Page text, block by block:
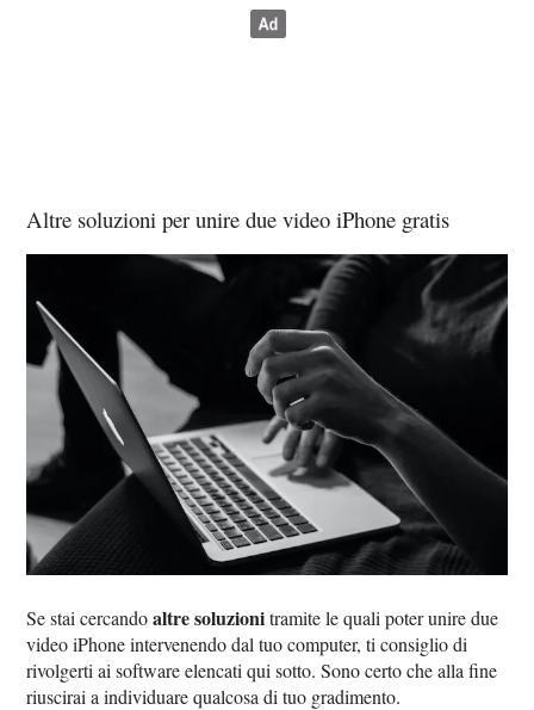
Altre soluzioni per unire due video iPhone gratis
Se stai cercandoaltre soluzionitramite le quali poter unire due
video iPhone intervenendo dal tuo computer, ti consiglio di
rivolgerti ai software elencati qui sotto. Sono certo che alla fine
riuscirai a individuare qualcosa di tuo gradimento.